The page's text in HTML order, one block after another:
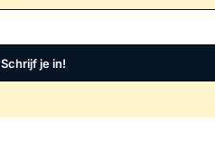
Schrijf je in!